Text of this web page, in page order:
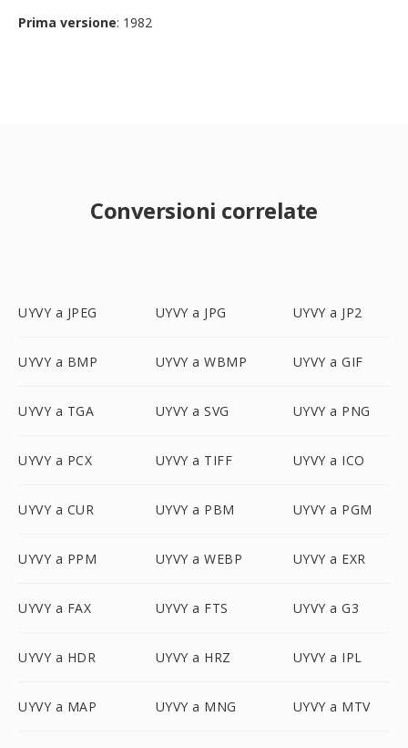
Prima versione: 1982
Conversioni correlate
UYVY a JPEG UYVY a JPG UYVY a JP2
UYVY a BMP UYVY a WBMP UYVY a GIF
UYVY a TGA UYVY a SVG UYVY a PNG
UYVY a PCX UYVY a TIFF UYVY a ICO
UYVY a CUR UYVY a PBM UYVY a PGM
UYVY a PPM UYVY a WEBP UYVY a EXR
UYVY a FAX UYVY a FTS UYVY a G3
UYVY a HDR UYVY a HRZ UYVY a IPL
UYVY a MAP UYVY a MNG UYVY a MTV